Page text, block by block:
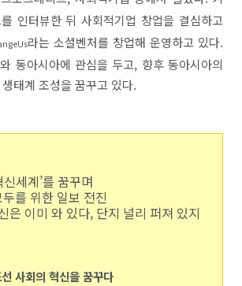
인터뷰한 뒤 사회적기업 창업을 결심하고
라는 소셜벤처를 창업해 운영하고 있다.
동아시아에 관심을 두고, 향후 동아시아의
태계 조성을 꿈꾸고 있다.
세계’를 꿈꾸며
를 위한 일보 전진
은 이미 와 있다, 단지 널리 퍼져 있지
사회의 혁신을 꿈꾸다